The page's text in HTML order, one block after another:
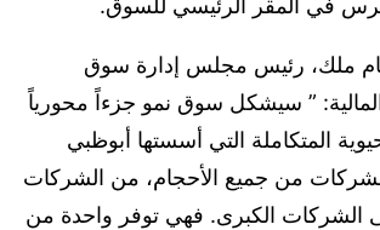
في المقر الرئيسي للسوق.
ملك، رئيس مجلس إدارة سوق
” سيشكل سوق نمو جزءاً محورياً
المتكاملة التي أسستها أبوظبي
من جميع الأحجام، من الشركات
الشركات الكبرى. فهي توفر واحدة من